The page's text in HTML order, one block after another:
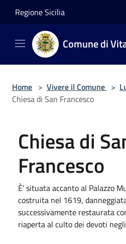
Regione Sicilia
Comune di
Home > Vivere il Comune >
Chiesa di San Francesco
Chiesa di
Francesco
È' situata accanto al Palazzo
costruita nel 1619,
successivamente restaurata
riaperta al culto dei devoti